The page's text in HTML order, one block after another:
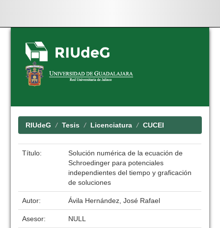
Skip
navigation
RIUdeG Tesis Licenciatura CUCEI
Título:
Solución numérica de la ecuación de
Schroedinger para potenciales
independientes del tiempo y graficación
de soluciones
Autor: Ávila Hernández, José Rafael
Asesor: NULL